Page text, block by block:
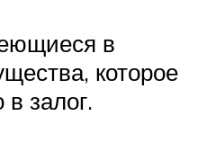
в
которое
в залог.